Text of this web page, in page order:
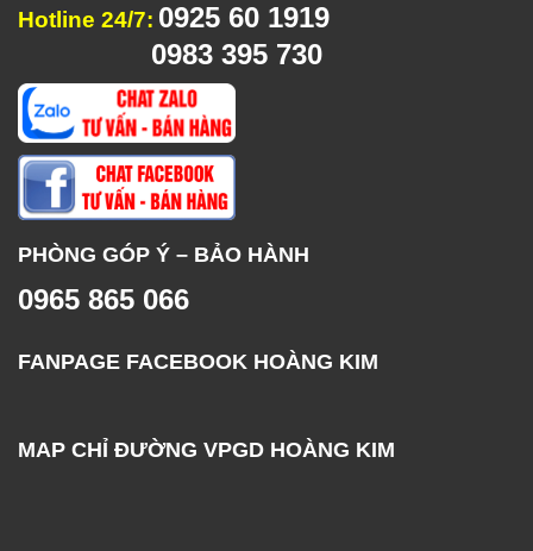
Hotline 24/7: 0925 60 1919
0983 395 730
PHÒNG GÓP Ý – BẢO HÀNH
0965 865 066
FANPAGE FACEBOOK HOÀNG KIM
MAP CHỈ ĐƯỜNG VPGD HOÀNG KIM